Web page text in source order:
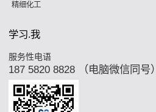
精细化工
学习.我
服务性电语
187 5820 8828 （电脑微信同号）